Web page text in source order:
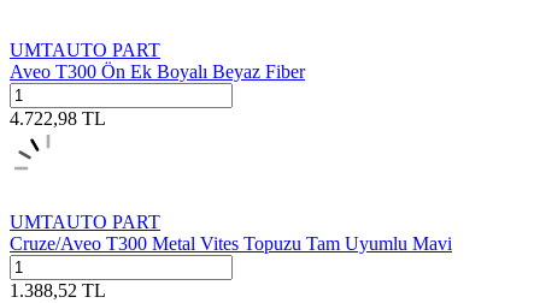
UMTAUTO PART
Aveo T300 Ön Ek Boyalı Beyaz Fiber
4.722,98 TL
UMTAUTO PART
Cruze/Aveo T300 Metal Vites Topuzu Tam Uyumlu Mavi
1.388,52 TL